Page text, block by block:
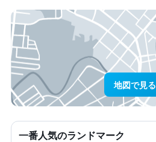
地図で見る
一番人気のランドマーク